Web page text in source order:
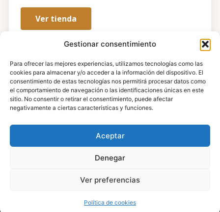
Gestionar consentimiento
Para ofrecer las mejores experiencias, utilizamos tecnologías como las
cookies para almacenar y/o acceder a la información del dispositivo. El
consentimiento de estas tecnologías nos permitirá procesar datos como
el comportamiento de navegación o las identificaciones únicas en este
sitio. No consentir o retirar el consentimiento, puede afectar
negativamente a ciertas características y funciones.
Aceptar
Denegar
Ver preferencias
Política de cookies
Ver tienda
www.albertocerezuela.com